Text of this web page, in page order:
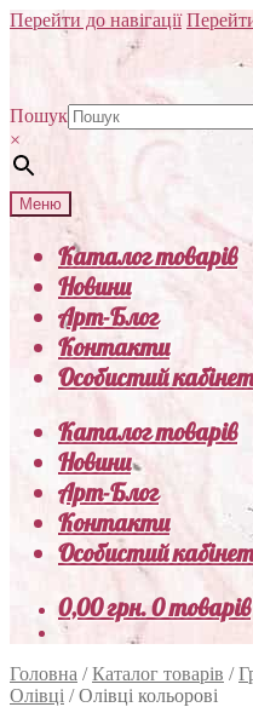
Перейти до навігації
Пошук
×
Меню
Каталог товарів
Новини
Арт-Блог
Контакти
Особистий кабінет
Каталог товарів
Новини
Арт-Блог
Контакти
Особистий кабінет
0,00грн.0 товарів
Головна /Каталог товарів /
Олівці /Олівці кольорові